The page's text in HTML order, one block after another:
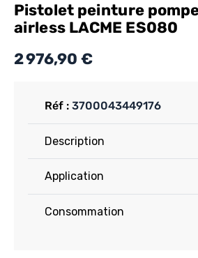
Pistolet peinture
airless LACME ES080
2 976,90 €
Réf : 3700043449176
Description
Application
Consommation